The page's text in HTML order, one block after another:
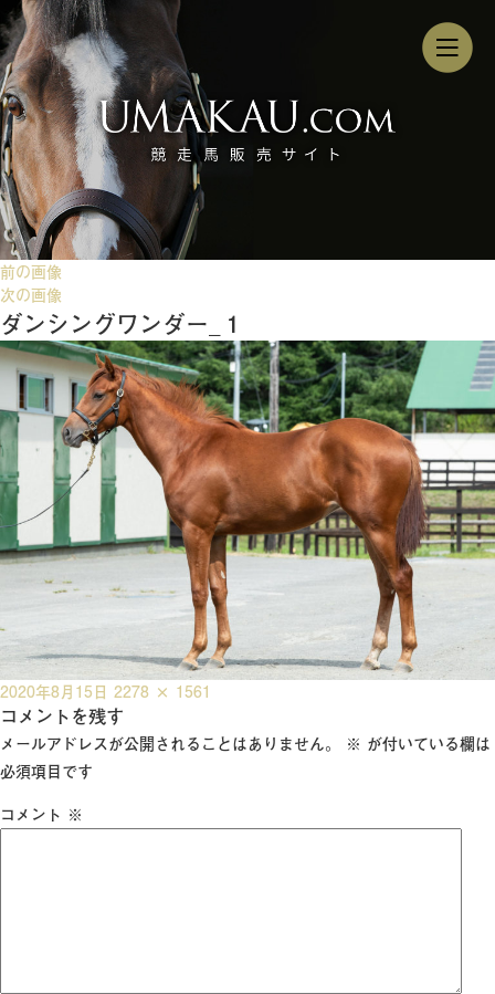
前の画像
次の画像
ダンシングワンダー_１
投
稿
日:
2020年8月15日 フ
ル
サ
2278 × 1561
コメントを残す
メールアドレスが公開されることはありません。 ※ が付いている欄は
必須項目です
コメント ※